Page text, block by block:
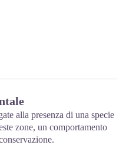
alla presenza di una specie
zone, un comportamento